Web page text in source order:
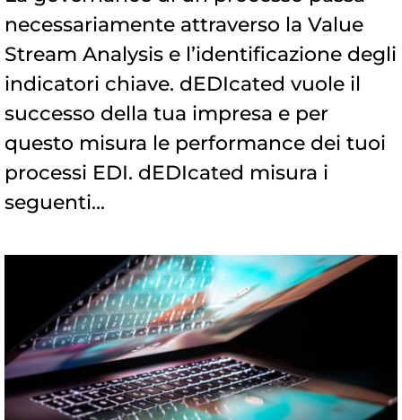
necessariamente attraverso la Value
Stream Analysis e l’identificazione degli
indicatori chiave. dEDIcated vuole il
successo della tua impresa e per
questo misura le performance dei tuoi
processi EDI. dEDIcated misura i
seguenti...